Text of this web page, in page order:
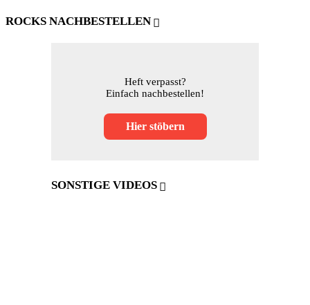
ROCKS NACHBESTELLEN
Heft verpasst?
Einfach nachbestellen!
Hier stöbern
SONSTIGE VIDEOS